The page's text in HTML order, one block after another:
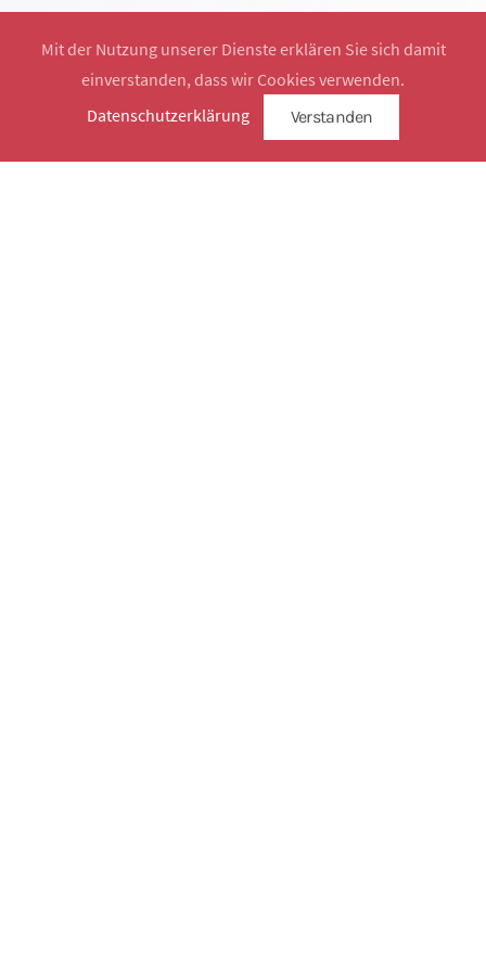
Mit der Nutzung unserer Dienste erklären Sie sich damit
einverstanden, dass wir Cookies verwenden.
Datenschutzerklärung
Verstanden